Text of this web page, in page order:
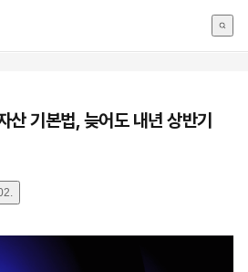
기본법, 늦어도 내년 상반기